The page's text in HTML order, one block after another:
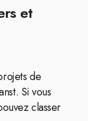
et
de
Si vous
classer